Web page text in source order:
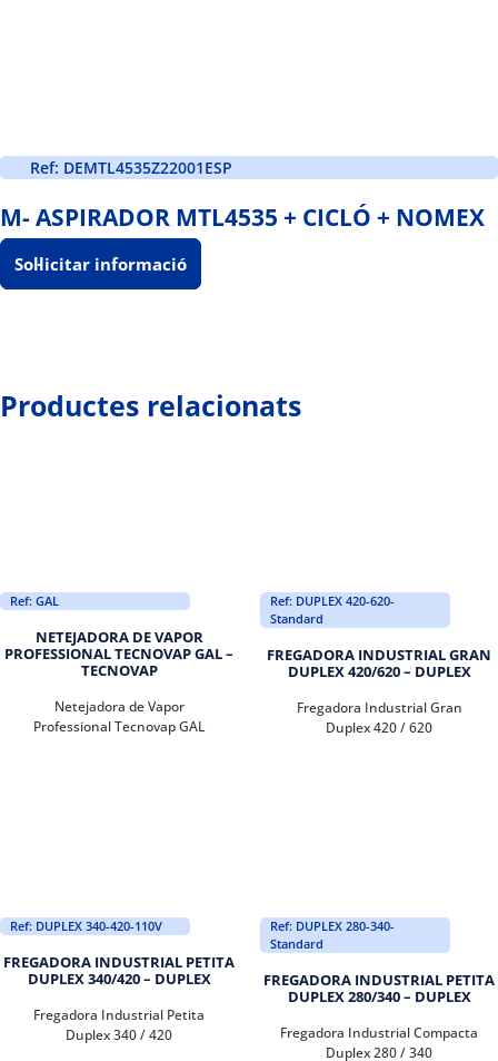
Ref: DEMTL4535Z22001ESP
M- ASPIRADOR MTL4535 + CICLÓ + NOMEX
Sol·licitar informació
Productes relacionats
Ref: GAL
NETEJADORA DE VAPOR
PROFESSIONAL TECNOVAP GAL –
TECNOVAP
Netejadora de Vapor
Professional Tecnovap GAL
Ref: DUPLEX 420-620-
Standard
FREGADORA INDUSTRIAL GRAN
DUPLEX 420/620 – DUPLEX
Fregadora Industrial Gran
Duplex 420 / 620
Ref: DUPLEX 340-420-110V
FREGADORA INDUSTRIAL PETITA
DUPLEX 340/420 – DUPLEX
Fregadora Industrial Petita
Duplex 340 / 420
Ref: DUPLEX 280-340-
Standard
FREGADORA INDUSTRIAL PETITA
DUPLEX 280/340 – DUPLEX
Fregadora Industrial Compacta
Duplex 280 / 340